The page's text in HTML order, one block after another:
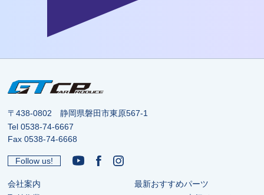
〒438-0802 静岡県磐田市東原567-1
Tel0538-74-6667
Fax 0538-74-6668
Follow us!
会社案内
最新おすすめパーツ